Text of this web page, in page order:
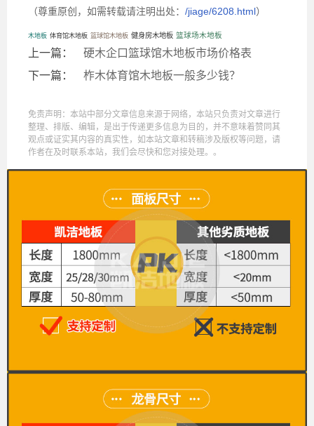
（尊重原创，如需转载请注明出处： /jiage/6208.html）
木地板 体育馆木地板 篮球馆木地板 健身房木地板 篮球场木地板
上一篇：
硬木企口篮球馆木地板市场价格表
下一篇：
柞木体育馆木地板一般多少钱？
免责声明：本站中部分文章信息来源于网络，本站只负责对文章进行
整理、排版、编辑，是出于传递更多信息为目的，并不意味着赞同其
观点或证实其内容的真实性，如本站文章和转稿涉及版权等问题，请
作者在及时联系本站，我们会尽快和您对接处理。。